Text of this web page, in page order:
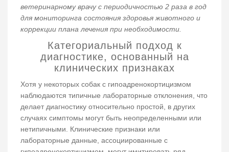
ветеринарному врачу с периодичностью 2 раза в год
для мониторинга состояния здоровья животного и
коррекции плана лечения при необходимости.
Категориальный подход к
диагностике, основанный на
клинических признаках
Хотя у некоторых собак с гипоадренокортицизмом
наблюдаются типичные лабораторные отклонения, что
делает диагностику относительно простой, в других
случаях симптомы могут быть неопределенными или
нетипичными. Клинические признаки или
лабораторные данные, ассоциированные с